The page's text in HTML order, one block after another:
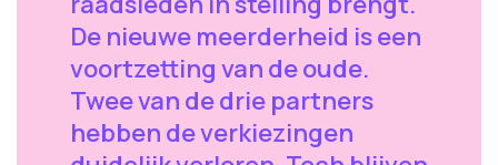
De nieuwe meerderheid is een
voortzetting van de oude.
Twee van de drie partners
hebben de verkiezingen